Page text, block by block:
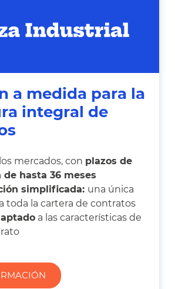
a medida para la
integral de
mercados, con plazos de
de hasta 36 meses
simplificada: una única
toda la cartera de contratos
a las características de